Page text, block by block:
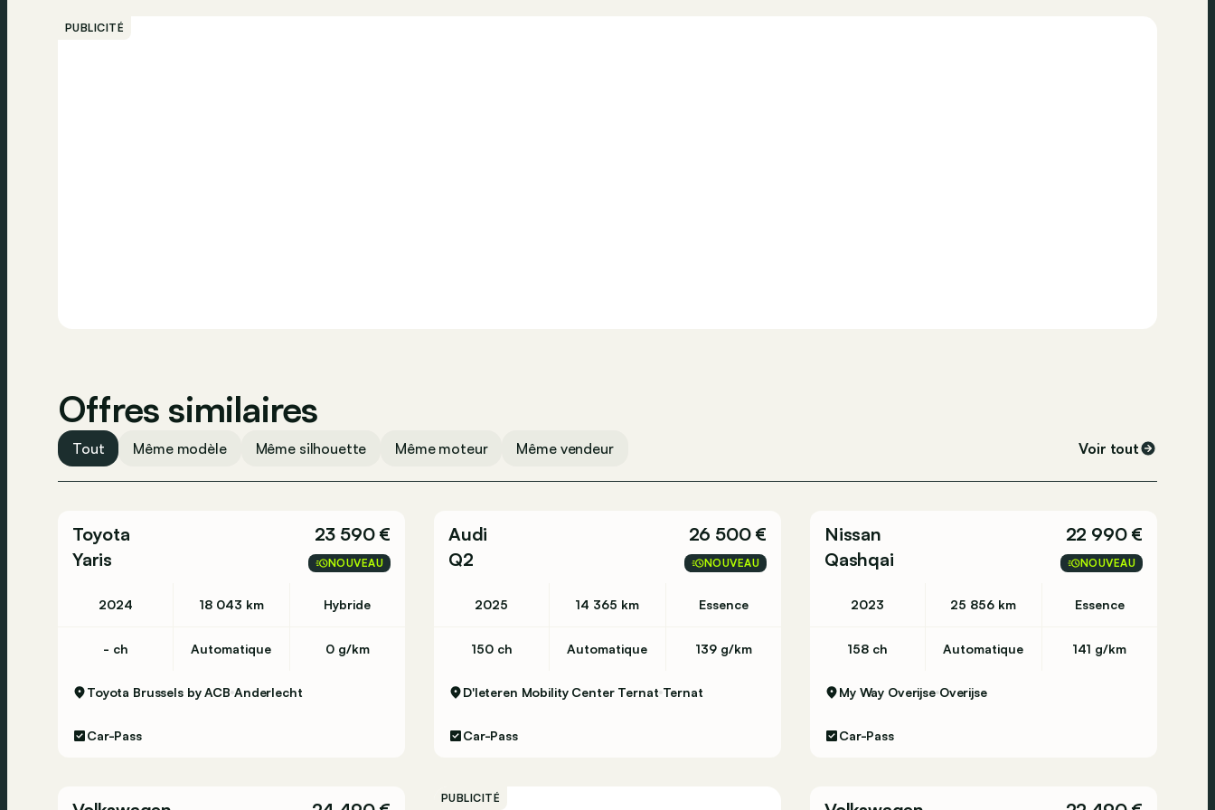
PUBLICITÉ
Offres similaires
Tout Même modèle Même silhouette Même moteur Même vendeur Voir tout
Toyota
Yaris
23 590 €
NOUVEAU
2024 18 043 km Hybride
- ch Automatique 0 g/km
Toyota Brussels by ACB Anderlecht
Car-Pass
Audi
Q2
26 500 €
NOUVEAU
2025 14 365 km Essence
150 ch Automatique 139 g/km
D'Ieteren Mobility Center Ternat Ternat
Car-Pass
Nissan
Qashqai
22 990 €
NOUVEAU
2023 25 856 km Essence
158 ch Automatique 141 g/km
My Way Overijse Overijse
Car-Pass
PUBLICITÉ